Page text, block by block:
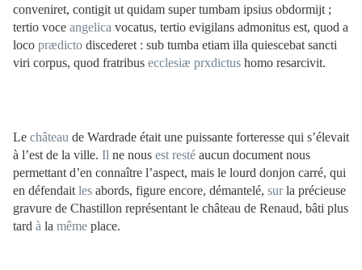
conveniret, contigit ut quidam super tumbam ipsius obdormijt ;
tertio voce angelica vocatus, tertio evigilans admonitus est, quod a
loco prædicto discederet : sub tumba etiam illa quiescebat sancti
viri corpus, quod fratribus ecclesiæ prxdictus homo resarcivit.
Le château de Wardrade était une puissante forteresse qui s’élevait
à l’est de la ville. Il ne nous est resté aucun document nous
permettant d’en connaître l’aspect, mais le lourd donjon carré, qui
en défendait les abords, figure encore, démantelé, surla précieuse
gravure de Chastillon représentant le château de Renaud, bâti plus
tard à la même place.